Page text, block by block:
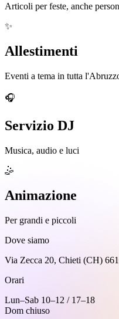
Articoli per feste, anche
✨
Allestimenti
Eventi a tema in tutta
🎧
Servizio DJ
Musica, audio e luci
🤹
Animazione
Per grandi e piccoli
Dove siamo
Via Zecca 20, Chieti (CH)
Orari
Lun–Sab 10–12 / 17–18
Dom chiuso